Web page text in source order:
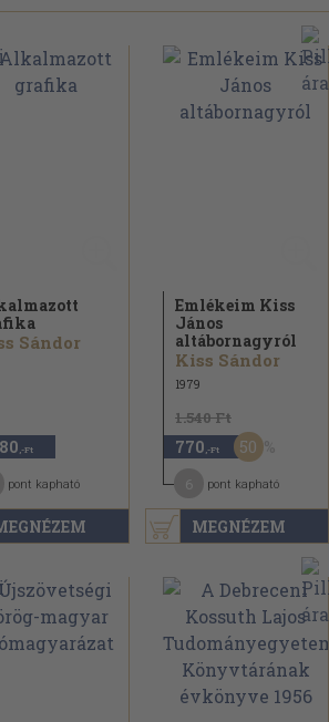
Sándor
,-Ft
pont kapható
MEGNÉZEM
Emlékeim Kiss
János
altábornagyról
Kiss Sándor
1979
1.540 Ft
770 ,-Ft 50
pont kapható